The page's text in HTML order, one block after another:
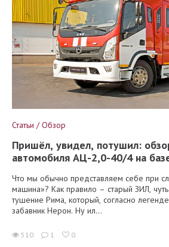
Статьи / Обзор
Пришёл, увидел, потушил:
автомобиля АЦ-2,0-40/4 на
Что мы обычно представляем себе при
машина»? Как правило – старый ЗИЛ,
тушение Рима, который, согласно
забавник Нерон. Ну ил...
510 1 0